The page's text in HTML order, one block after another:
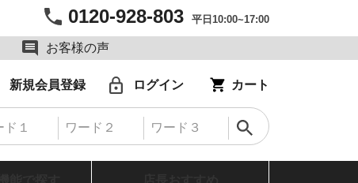
0120-928-803 平日10:00~17:00
お客様の声
新規会員登録 ログイン カート